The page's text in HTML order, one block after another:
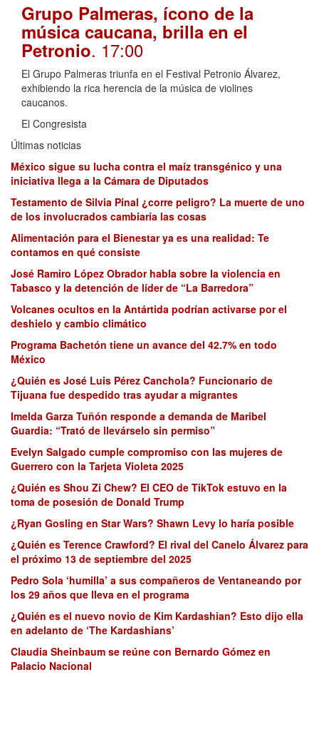
Grupo Palmeras, ícono de la
música caucana, brilla en el
Petronio. 17:00
El Grupo Palmeras triunfa en el Festival Petronio Álvarez,
exhibiendo la rica herencia de la música de violines
caucanos.
El Congresista
Últimas noticias
México sigue su lucha contra el maíz transgénico y una
iniciativa llega a la Cámara de Diputados
Testamento de Silvia Pinal ¿corre peligro? La muerte de uno
de los involucrados cambiaría las cosas
Alimentación para el Bienestar ya es una realidad: Te
contamos en qué consiste
José Ramiro López Obrador habla sobre la violencia en
Tabasco y la detención de líder de “La Barredora”
Volcanes ocultos en la Antártida podrían activarse por el
deshielo y cambio climático
Programa Bachetón tiene un avance del 42.7% en todo
México
¿Quién es José Luis Pérez Canchola? Funcionario de
Tijuana fue despedido tras ayudar a migrantes
Imelda Garza Tuñón responde a demanda de Maribel
Guardia: “Trató de llevárselo sin permiso”
Evelyn Salgado cumple compromiso con las mujeres de
Guerrero con la Tarjeta Violeta 2025
¿Quién es Shou Zi Chew? El CEO de TikTok estuvo en la
toma de posesión de Donald Trump
¿Ryan Gosling en Star Wars? Shawn Levy lo haría posible
¿Quién es Terence Crawford? El rival del Canelo Álvarez para
el próximo 13 de septiembre del 2025
Pedro Sola ‘humilla’ a sus compañeros de Ventaneando por
los 29 años que lleva en el programa
¿Quién es el nuevo novio de Kim Kardashian? Esto dijo ella
en adelanto de ‘The Kardashians’
Claudia Sheinbaum se reúne con Bernardo Gómez en
Palacio Nacional